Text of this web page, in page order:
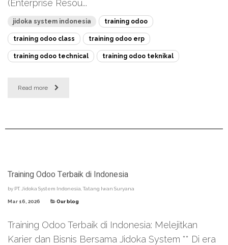
(Enterprise Resou...
jidoka system indonesia training odoo
training odoo class training odoo erp
training odoo technical training odoo teknikal
Read more
Training Odoo Terbaik di Indonesia
by PT. Jidoka System Indonesia, Tatang Iwan Suryana
Mar 16, 2026 Our blog
Training Odoo Terbaik di Indonesia: Melejitkan
Karier dan Bisnis Bersama Jidoka System ** Di era